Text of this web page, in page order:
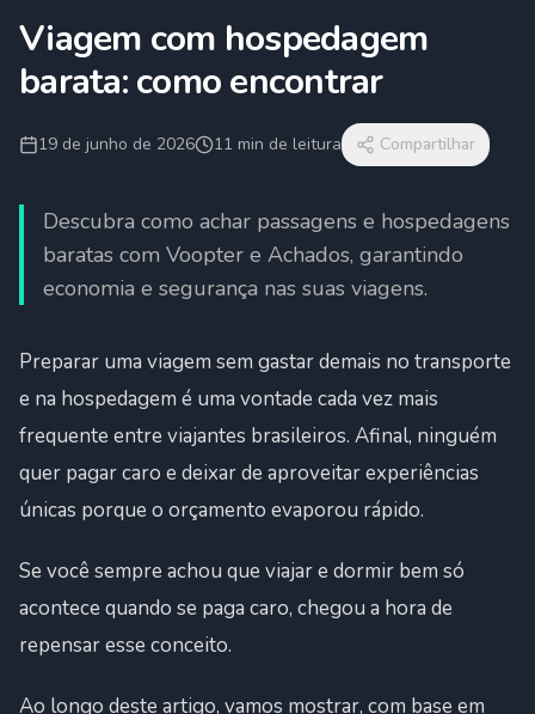
Viagem com hospedagem
barata: como encontrar
19 de junho de 2026 11 min de leitura Compartilhar
Descubra como achar passagens e hospedagens
baratas com Voopter e Achados, garantindo
economia e segurança nas suas viagens.
Preparar uma viagem sem gastar demais no transporte
e na hospedagem é uma vontade cada vez mais
frequente entre viajantes brasileiros. Afinal, ninguém
quer pagar caro e deixar de aproveitar experiências
únicas porque o orçamento evaporou rápido.
Se você sempre achou que viajar e dormir bem só
acontece quando se paga caro, chegou a hora de
repensar esse conceito.
Ao longo deste artigo, vamos mostrar, com base em